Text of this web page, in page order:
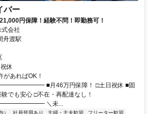
バー
円保障！経験不問！即勤務可！
会社
舟渡駅
休
があればOK！
■月46万円保障！ □土日祝休 ■固
でも安心 □不在・再配達なし！
＼未...
） 社員登用あり 主婦・主夫歓迎
フリーター歓迎